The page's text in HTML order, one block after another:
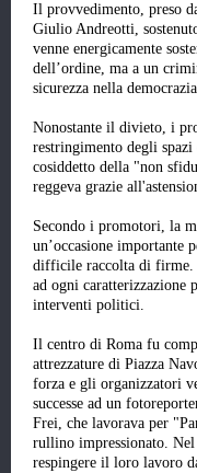
Il provvedimento, preso
Giulio Andreotti,
venne energicamente
dell’ordine, ma a un
sicurezza nella
Nonostante il divieto, i
restringimento degli
cosiddetto della "non
reggeva grazie
Secondo i promotori, la
un’occasione importante
difficile raccolta di firme.
ad ogni caratterizzazione
interventi politici.
Il centro di Roma fu
attrezzature di Piazza
forza e gli organizzatori
successe ad un
Frei, che lavorava per
rullino impressionato.
respingere il loro lavoro